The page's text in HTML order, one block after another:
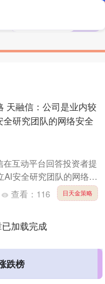
天融信：公司是业内较
全研究团队的网络安全
互动平台回答投资者提
安全研究团队的网络安
造对抗、内容合规、内容
查看： 116 日天金策略
加载完成
跌榜